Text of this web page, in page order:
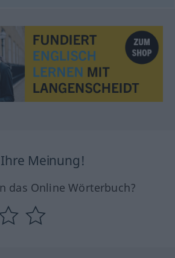
Ihre Meinung!
das Online Wörterbuch?